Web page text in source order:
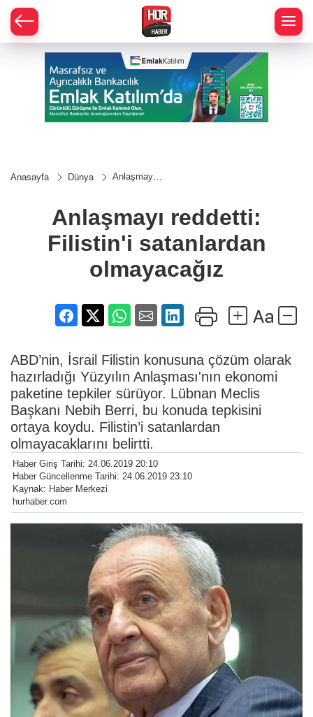
Anasayfa Dünya
Anlaşmayı
olmayacağız
Anlaşmayı reddetti:
Filistin'i satanlardan
olmayacağız
ABD’nin, İsrail Filistin konusuna çözüm olarak
hazırladığı Yüzyılın Anlaşması'nın ekonomi
paketine tepkiler sürüyor. Lübnan Meclis
Başkanı Nebih Berri, bu konuda tepkisini
ortaya koydu. Filistin’i satanlardan
olmayacaklarını belirtti.
Haber Giriş Tarihi: 24.06.2019 20:10
Haber Güncellenme Tarihi: 24.06.2019 23:10
Kaynak: Haber Merkezi
hurhaber.com